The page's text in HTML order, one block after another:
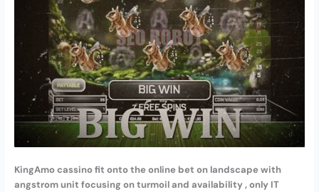
KingAmo cassino fit onto the online bet on landscape with
angstrom unit focusing on turmoil and availability , only IT